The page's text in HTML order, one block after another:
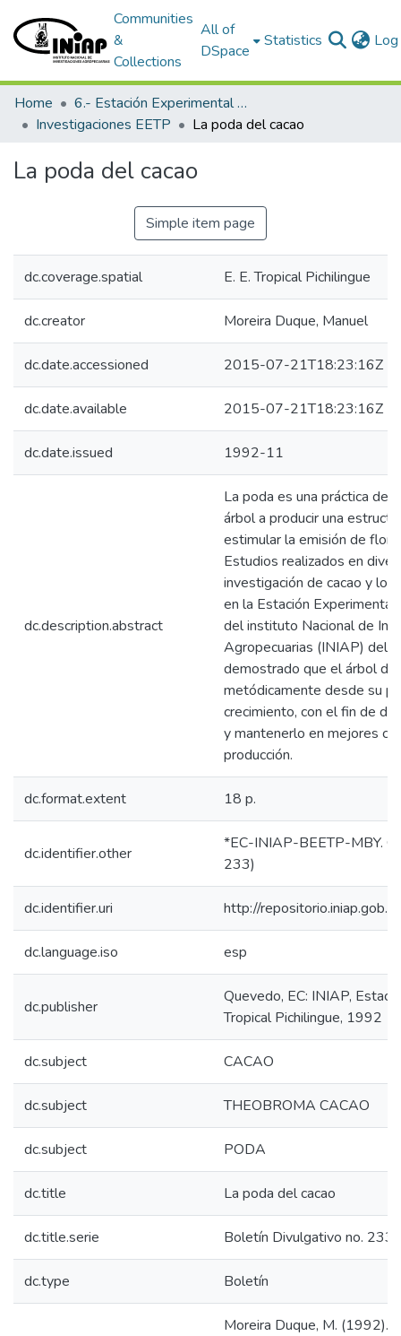
Communities
&
Collections
All of
DSpace
Statistics
Home
6.- Estación Experimental Tropical Pichilingue
Investigaciones EETP
La poda del cacao
La poda del cacao
Simple item page
dc.coverage.spatial E. E. Tropical Pichilingue
dc.creator Moreira Duque, Manuel
dc.date.accessioned 2015-07-21T18:23:16Z
dc.date.available 2015-07-21T18:23:16Z
dc.date.issued 1992-11
dc.description.abstract
La poda es una práctica del
árbol a producir una
estimular la emisión de
Estudios realizados en
investigación de cacao y
en la Estación Experimental
del instituto Nacional de
Agropecuarias (INIAP) del
demostrado que el árbol de
metódicamente desde su
crecimiento, con el fin de
y mantenerlo en mejores
producción.
dc.format.extent 18 p.
dc.identifier.other
*EC-INIAP-BEETP-MBY.
233)
dc.identifier.uri http://
dc.language.iso esp
dc.publisher
Quevedo, EC: INIAP,
Tropical Pichilingue, 1992
dc.subject CACAO
dc.subject THEOBROMA CACAO
dc.subject PODA
dc.title La poda del cacao
dc.title.serie Boletín Divulgativo no. 233
dc.type Boletín
Moreira Duque, M. (1992).